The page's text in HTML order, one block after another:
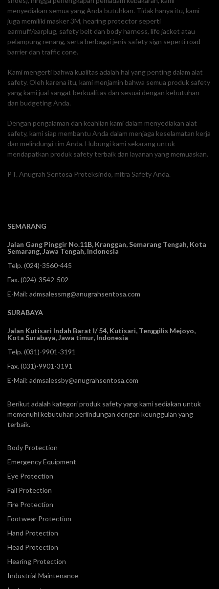
menyediakan semua yang Anda butuhkan. Tidak hanya itu, kami
juga memiliki masker 3M, hearing protector seperti
earmuff/earplug, safety belt dan body harness, life jacket atau
pelampung renang, serta berbagai jenis safety sign seperti road
barrier dan traffic cone.
Kami mengerti bahwa kualitas adalah hal yang penting dalam alat
safety. Oleh karena itu, kami menjamin bahwa semua produk safety
yang kami jual sangat berkualitas dan sesuai dengan kebutuhan
dan budgeting Anda.
Dengan pengalaman dan keahlian kami dalam menyediakan alat
safety, kami siap membantu Anda dalam menjaga keselamatan kerja
dan melindungi tim Anda. Hubungi kami sekarang untuk
mendapatkan produk safety terbaik dan layanan yang memuaskan.
PT. Anugrah Sentosa Proteksindo, mitra Safety Anda.
SEMARANG
Jalan Gang Pinggir No.11B, Kranggan,Semarang Tengah, Kota
Semarang, Jawa Tengah, Indonesia
Telp. (024)-3560-445
Fax. (024)-3542-502
E-Mail: admsalessmg@anugrahsentosa.com
SURABAYA
Jalan Kutisari Indah Barat I/ 54, Kutisari, Tenggilis Mejoyo,
Kota Surabaya, Jawa timur, Indonesia
Telp. (031)-9901-3191
Fax. (031)-9901-3191
E-Mail: admsalessby@anugrahsentosa.com
Berikut adalah kategori produk safety yang kami sediakan untuk
memenuhi kebutuhan perlindungan dengan keunggulan yang
terbaik.
Body Protection
Emergency Equipment
Eye Protection
Fall Protection
Fire Protection
Footwear Protection
Hand Protection
Head Protection
Hearing Protection
Industrial Maintenance